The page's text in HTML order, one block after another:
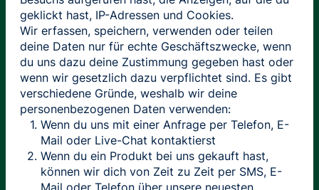
geklickt hast, IP-Adressen und Cookies.
Wir erfassen, speichern, verwenden oder teilen
deine Daten nur für echte Geschäftszwecke, wenn
du uns dazu deine Zustimmung gegeben hast oder
wenn wir gesetzlich dazu verpflichtet sind. Es gibt
verschiedene Gründe, weshalb wir deine
personenbezogenen Daten verwenden:
Wenn du uns mit einer Anfrage per Telefon, E-
Mail oder Live-Chat kontaktierst
Wenn du ein Produkt bei uns gekauft hast,
können wir dich von Zeit zu Zeit per SMS, E-
Mail oder Telefon über unsere neuesten